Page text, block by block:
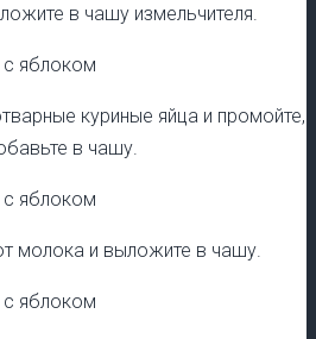
в чашу измельчителя.
куриные яйца и промойте,
в чашу.
молока и выложите в чашу.